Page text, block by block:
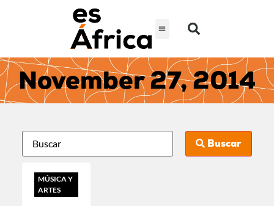
November 27, 2014
Buscar
MÚSICA Y
ARTES